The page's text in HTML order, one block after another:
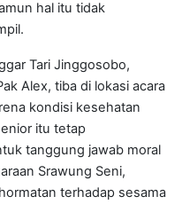
hal itu tidak
Tari Jinggosobo,
Alex, tiba di lokasi acara
kondisi kesehatan
itu tetap
tanggung jawab moral
Srawung Seni,
terhadap sesama